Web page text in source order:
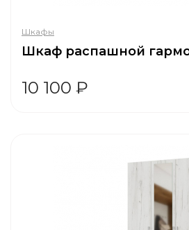
Шкафы
Шкаф распашной
10 100 ₽